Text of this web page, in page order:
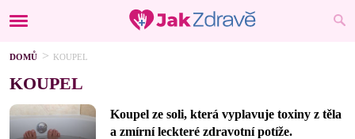
DOMŮ KOUPEL
KOUPEL
Koupel ze soli, která vyplavuje toxiny z těla
a zmírní leckteré zdravotní potíže.